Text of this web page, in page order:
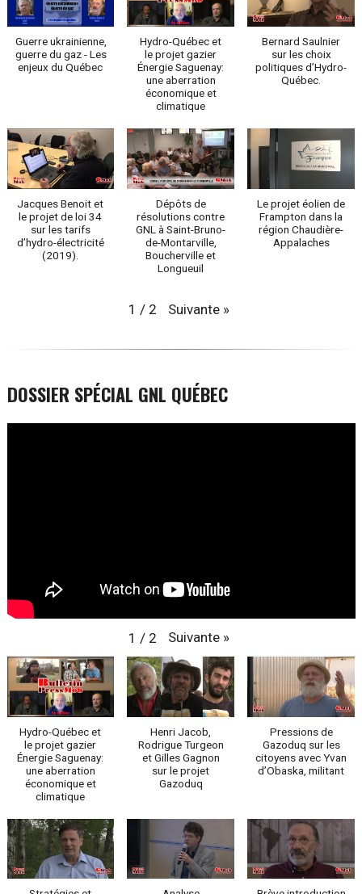
Guerre ukrainienne,
guerre du gaz - Les
enjeux du Québec
Hydro-Québec et
le projet gazier
Énergie Saguenay:
une aberration
économique et
climatique
Bernard Saulnier
sur les choix
politiques d’Hydro-
Québec.
Jacques Benoit et
le projet de loi 34
sur les tarifs
d’hydro-électricité
(2019).
Dépôts de
résolutions contre
GNL à Saint-Bruno-
de-Montarville,
Boucherville et
Longueuil
Le projet éolien de
Frampton dans la
région Chaudière-
Appalaches
1 / 2 Suivante »
DOSSIER SPÉCIAL GNL QUÉBEC
1 / 2 Suivante »
Hydro-Québec et
le projet gazier
Énergie Saguenay:
une aberration
économique et
climatique
Henri Jacob,
Rodrigue Turgeon
et Gilles Gagnon
sur le projet
Gazoduq
Pressions de
Gazoduq sur les
citoyens avec Yvan
d’Obaska, militant